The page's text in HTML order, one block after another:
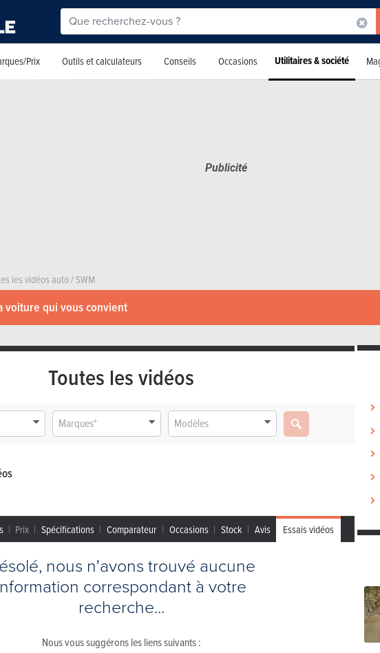
Prix Outils et calculateurs Conseils Occasions Utilitaires & société
les vidéos auto/SWM
voiture qui vous convient
Toutes les vidéos
Marques* Modèles
Prix Spécifications Comparateur Occasions Stock Avis Essais vidéos
nous n'avons trouvé aucune
correspondant à votre
recherche...
Nous vous suggérons les liens suivants :